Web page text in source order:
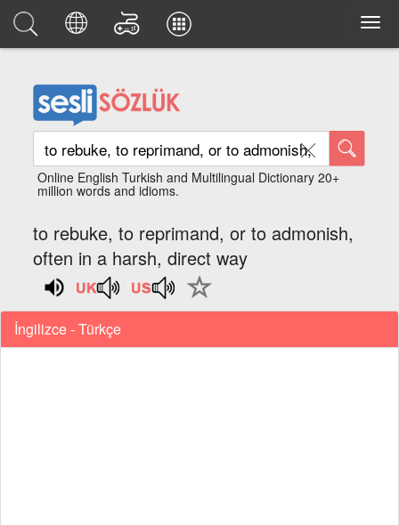
Online English Turkish and Multilingual Dictionary 20+
million words and idioms.
to rebuke, to reprimand, or to admonish,
often in a harsh, direct way
İngilizce - Türkçe